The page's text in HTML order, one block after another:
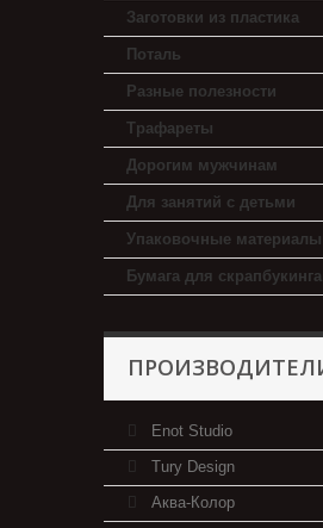
Заготовки из пластика
Поталь
Разные полезности
Трафареты
Дорогим мужчинам
Для занятий с детьми
Упаковочные материалы
Бумага для скрапбукинга
Enot Studio
Tury Design
Аква-Колор